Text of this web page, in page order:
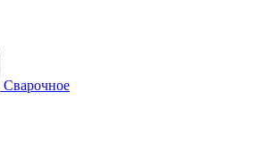
Сварочное